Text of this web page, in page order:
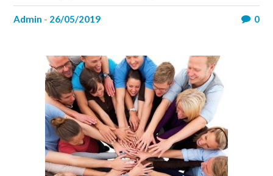
admin - 26/05/2019 0